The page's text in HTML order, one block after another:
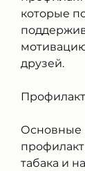
которые
друзей.
Основные
табака и